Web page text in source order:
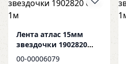
Лента атлас 15мм
звездочки 1902820
беж 1м
00-00006079